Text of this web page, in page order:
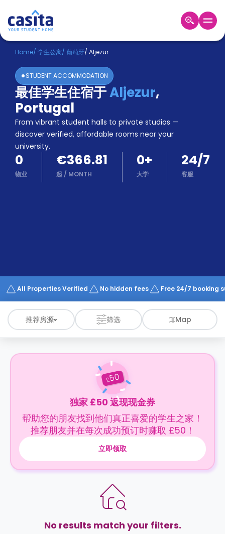
Home ZH EUR
登
入
Booking
Accommodation
About
us
Blog
Refer
And
Earn
Become
Works
Home/ 学生公寓/ 葡萄牙/ Aljezur
STUDENT ACCOMMODATION
最佳学生住宿于Aljezur,
Portugal
From vibrant student halls to private studios —
discover verified, affordable rooms near your
university.
0
物业
€366.81
起 / MONTH
0+
大学
24/7
客服
All Properties Verified No hidden fees Free 24/7 booking
推荐房源 筛选 Map
£50
独家 £50 返现现金券
帮助您的朋友找到他们真正喜爱的学生之家！
推荐朋友并在每次成功预订时赚取 £50！
立即领取
No results match your filters.